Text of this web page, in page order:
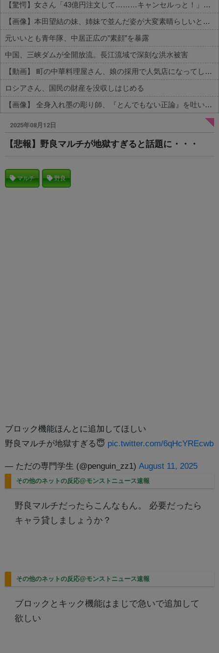
【驚愕】女さん「43億円注文して………キャンセルっと！」←こいつの目的って一体なんなの？？？？？？？
【画像】本田望結の妹、姉妹で並んだ姿が大変素晴らしいと話題にw w w w w w w
元いいとも青年隊、中居正広の”素顔”を暴露
中国、三峡ダムが全開放流。長江流域で深刻な洪水被害
【動画】 町の中華料理屋さん、娘の採用で人気店になってしまう
ロシアさん、国民の財産を没収しはじめる
【画像】 全身入れ墨の彫り師、『とんでもない正論』を吐いて30万再生されてしまうｗｗｗｗｗｗｗ
Powered by livedoor 相互RSS
2025年08月12日
【悲報】野良マルチが地獄すぎると話題に・・・
マルチ 野良
ブロック機能ほんとに追加してほしい
野良マルチが地獄すぎる😇 pic.twitter.com/6qHcYREcwb
— ただの専門学生 (@penguin_zz1) August 11, 2025
その他のネットの反応@モンストニュース速報
野良マルチだったらこんなもん。 必要だったら
キャラ貸しましょうか？
その他のネットの反応@モンストニュース速報
ブロックとキック機能はまじで急いで追加して
欲しい